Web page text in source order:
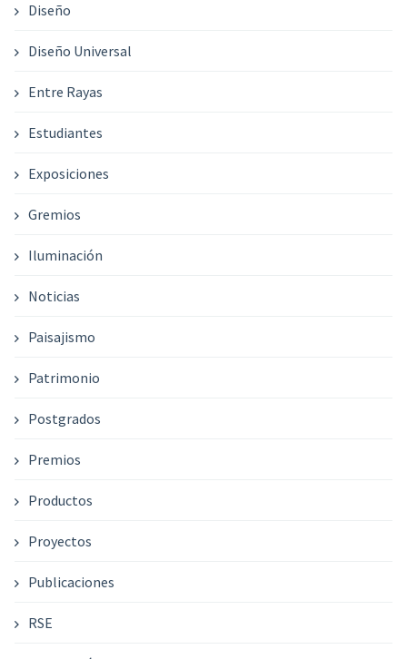
Diseño
Diseño Universal
Entre Rayas
Estudiantes
Exposiciones
Gremios
Iluminación
Noticias
Paisajismo
Patrimonio
Postgrados
Premios
Productos
Proyectos
Publicaciones
RSE